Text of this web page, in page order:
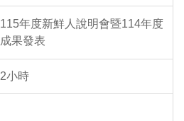
115年度新鮮人說明會暨114年度
成果發表
2小時